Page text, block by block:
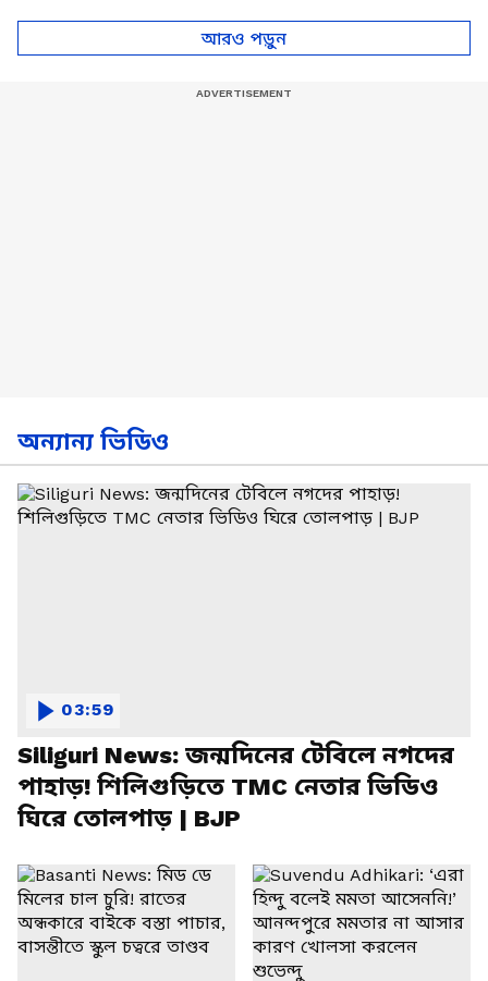
Health Tips
আরও পড়ুন
অন্যান্য ভিডিও
Siliguri News: জন্মদিনের টেবিলে নগদের
পাহাড়! শিলিগুড়িতে TMC নেতার ভিডিও
ঘিরে তোলপাড় | BJP
03:59